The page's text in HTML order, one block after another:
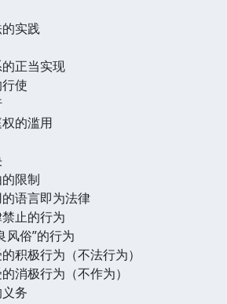
实践
正当实现
使
的滥用
限制
语言即为法律
止的行为
风俗”的行为
积极行为（不法行为）
消极行为（不作为）
务